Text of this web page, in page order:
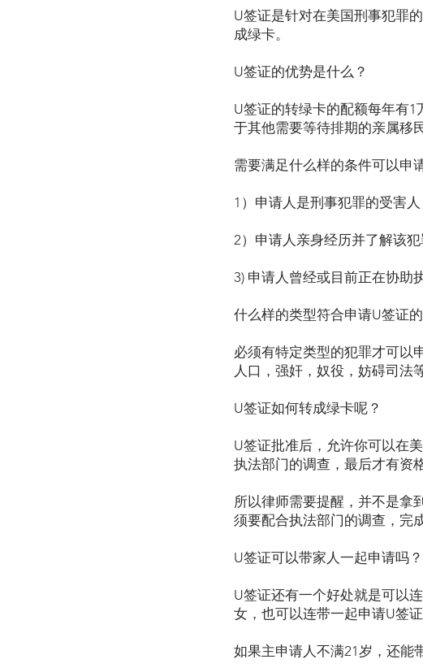
U签证是针对在美国刑事犯罪
成绿卡。
U签证的优势是什么？
U签证的转绿卡的配额每年有
于其他需要等待排期的亲属移
需要满足什么样的条件可以申
1）申请人是刑事犯罪的受害
2）申请人亲身经历并了解该
3) 申请人曾经或目前正在协助
什么样的类型符合申请U签证
必须有特定类型的犯罪才可以
人口，强奸，奴役，妨碍司法
U签证如何转成绿卡呢？
U签证批准后，允许你可以在
执法部门的调查，最后才有资
所以律师需要提醒，并不是拿
须要配合执法部门的调查，完
U签证可以带家人一起申请吗？
U签证还有一个好处就是可以
女，也可以连带一起申请U签证
如果主申请人不满21岁，还能